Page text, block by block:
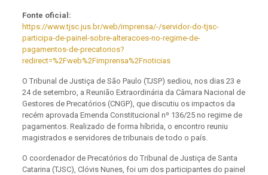
Fonte oficial:
https://www.tjsc.jus.br/web/imprensa/-/servidor-do-tjsc-
participa-de-painel-sobre-alteracoes-no-regime-de-
pagamentos-de-precatorios?
redirect=%2Fweb%2Fimprensa%2Fnoticias
O Tribunal de Justiça de São Paulo (TJSP) sediou, nos dias 23 e
24 de setembro, a Reunião Extraordinária da Câmara Nacional de
Gestores de Precatórios (CNGP), que discutiu os impactos da
recém aprovada Emenda Constitucional nº 136/25 no regime de
pagamentos. Realizado de forma híbrida, o encontro reuniu
magistrados e servidores de tribunais de todo o país.
O coordenador de Precatórios do Tribunal de Justiça de Santa
Catarina (TJSC), Clóvis Nunes, foi um dos participantes do painel